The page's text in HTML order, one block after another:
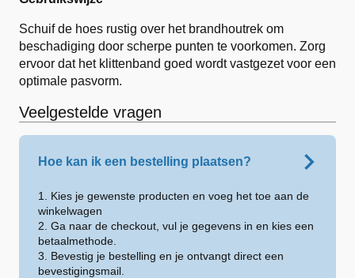
Schuif de hoes rustig over het brandhoutrek om
beschadiging door scherpe punten te voorkomen. Zorg
ervoor dat het klittenband goed wordt vastgezet voor een
optimale pasvorm.
Veelgestelde vragen
Hoe kan ik een bestelling plaatsen?
1. Kies je gewenste producten en voeg het toe aan de
winkelwagen
2. Ga naar de checkout, vul je gegevens in en kies een
betaalmethode.
3. Bevestig je bestelling en je ontvangt direct een
bevestigingsmail.